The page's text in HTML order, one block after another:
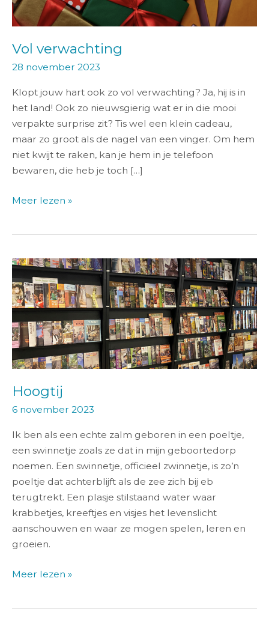
Vol verwachting
28 november 2023
Klopt jouw hart ook zo vol verwachting? Ja, hij is in
het land! Ook zo nieuwsgierig wat er in die mooi
verpakte surprise zit? Tis wel een klein cadeau,
maar zo groot als de nagel van een vinger. Om hem
niet kwijt te raken, kan je hem in je telefoon
bewaren, die heb je toch […]
Meer lezen »
Hoogtij
6 november 2023
Ik ben als een echte zalm geboren in een poeltje,
een swinnetje zoals ze dat in mijn geboortedorp
noemen. Een swinnetje, officieel zwinnetje, is zo’n
poeltje dat achterblijft als de zee zich bij eb
terugtrekt. Een plasje stilstaand water waar
krabbetjes, kreeftjes en visjes het levenslicht
aanschouwen en waar ze mogen spelen, leren en
groeien.
Hoogtij
Meer lezen »